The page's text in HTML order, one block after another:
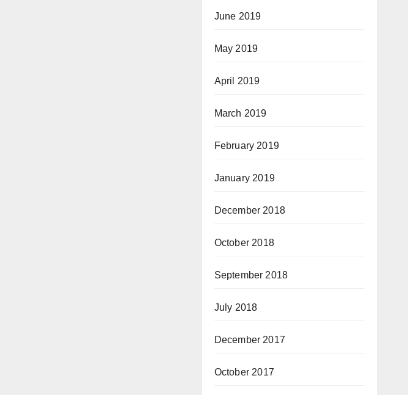
June 2019
May 2019
April 2019
March 2019
February 2019
January 2019
December 2018
October 2018
September 2018
July 2018
December 2017
October 2017